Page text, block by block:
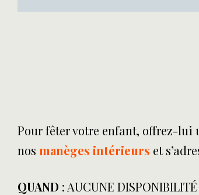
Pour fêter votre enfant, offrez-lui
nos manèges intérieurs et
QUAND : AUCUNE